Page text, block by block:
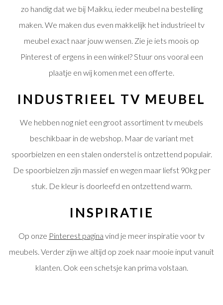
zo handig dat we bij Maikku, ieder meubel na bestelling
maken. We maken dus even makkelijk het industrieel tv
meubel exact naar jouw wensen. Zie je iets moois op
Pinterest of ergens in een winkel? Stuur ons vooral een
plaatje en wij komen met een offerte.
INDUSTRIEEL TV MEUBEL
We hebben nog niet een groot assortiment tv meubels
beschikbaar in de webshop. Maar de variant met
spoorbielzen en een stalen onderstel is ontzettend populair.
De spoorbielzen zijn massief en wegen maar liefst 90kg per
stuk. De kleur is doorleefd en ontzettend warm.
INSPIRATIE
Op onze Pinterest pagina vind je meer inspiratie voor tv
meubels. Verder zijn we altijd op zoek naar mooie input vanuit
klanten. Ook een schetsje kan prima volstaan.